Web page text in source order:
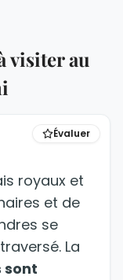
visiter au
Évaluer
royaux et
et de
se
La
sont